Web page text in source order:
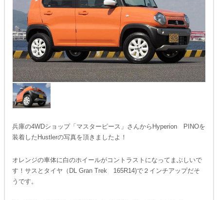
兵庫の4WDショップ「マスターピース」さんからHyperion PINOを
装着したHustlerの写真を頂きましたよ！
オレンジの車体に白のホイールがコントラストになってまぶしいで
す！サスとタイヤ（DL Gran Trek 165R14)で２インチアップだそ
うです。